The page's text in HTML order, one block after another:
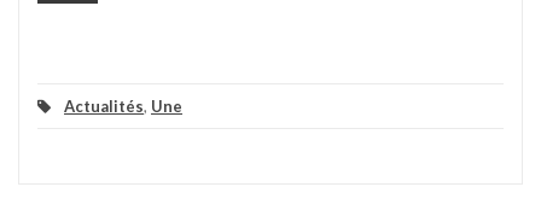
Actualités, Une